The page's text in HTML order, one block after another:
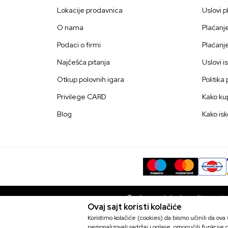
PS4 Truck & Logistics Simulator
Lokacije prodavnica
O nama
Podaci o firmi
Najčešća pitanja
Otkup polovnih igara
Privilege CARD
Blog
Uslovi
Uslovi
Politika
Kako
Kako
Trudimo se da budemo što
bez grešaka. Svi artikli prikazani
Ovaj sajt koristi kolačiće
Koristimo kolačiće (cookies) da bismo učinili da